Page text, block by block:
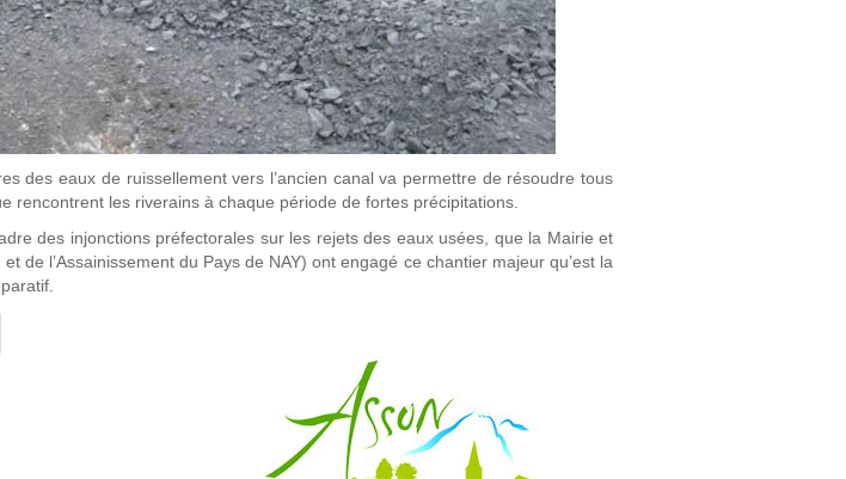
des eaux de ruissellement vers l’ancien canal va permettre de résoudre tous
rencontrent les riverains à chaque période de fortes précipitations.
des injonctions préfectorales sur les rejets des eaux usées, que la Mairie et
de l’Assainissement du Pays de NAY) ont engagé ce chantier majeur qu’est la